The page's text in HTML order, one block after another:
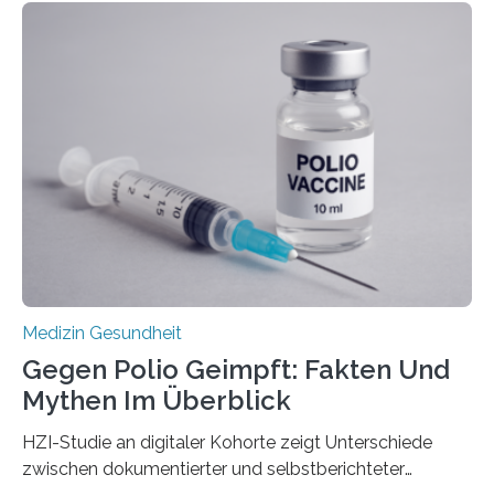
Dringend benötigt werden zielgerichtete Therapien, die
nur Tumorschwachstellen angreifen und normales
Gewebe verschonen. Forschende um Daniel Merk vom
Hertie-Institut für klinische Hirnforschung am
Universitätsklinikum Tübingen haben eine solche
Schwachstelle im Erbgut einer Untergruppe des
Medulloblastoms gefunden. Die Wilhelm Sander-
Stiftung unterstützte das Projekt…
Medizin Gesundheit
Gegen Polio Geimpft: Fakten Und
Mythen Im Überblick
HZI-Studie an digitaler Kohorte zeigt Unterschiede
zwischen dokumentierter und selbstberichteter